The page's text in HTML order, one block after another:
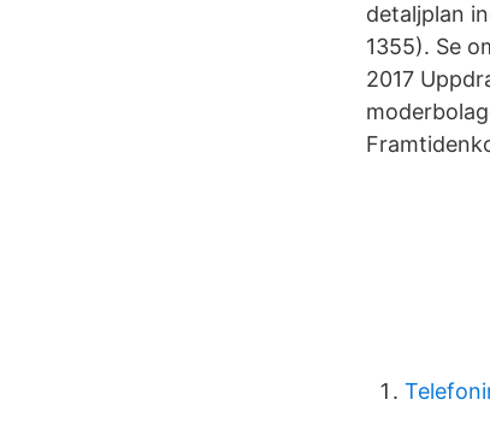
detaljplan
1355). Se
2017